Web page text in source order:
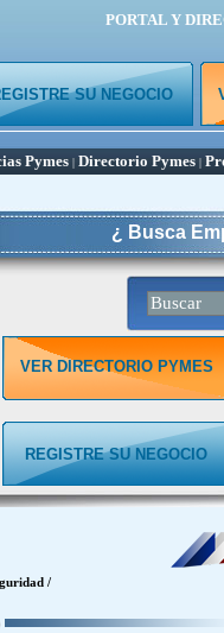
PORTAL Y
SU NEGOCIO
Pymes | Directorio Pymes |
¿ Busca
VER DIRECTORIO PYMES
REGISTRE SU NEGOCIO
/